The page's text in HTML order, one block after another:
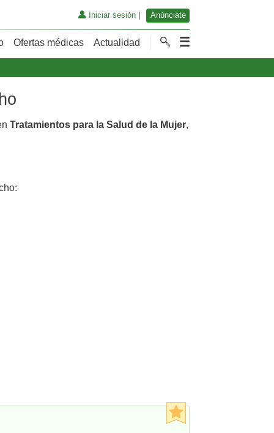
Iniciar sesión| Anúnciate
Ofertas médicas Actualidad
Tratamientos para la Salud de la Mujer,